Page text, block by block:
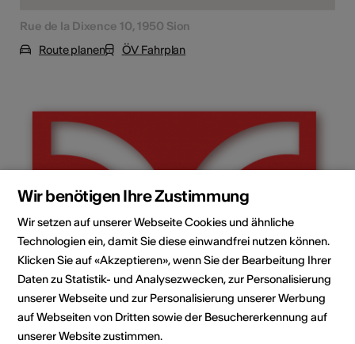
Rue de la Dixence 10, 1950 Sion
Route planen
ÖV Fahrplan
Wir benötigen Ihre Zustimmung
Wir setzen auf unserer Webseite Cookies und ähnliche
Technologien ein, damit Sie diese einwandfrei nutzen können.
Klicken Sie auf «Akzeptieren», wenn Sie der Bearbeitung Ihrer
Daten zu Statistik- und Analysezwecken, zur Personalisierung
unserer Webseite und zur Personalisierung unserer Werbung
auf Webseiten von Dritten sowie der Besuchererkennung auf
unserer Website zustimmen.